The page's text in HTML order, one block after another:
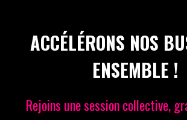
ACCÉLÉRONS NOS
ENSEMBLE !
Rejoins une session collective,